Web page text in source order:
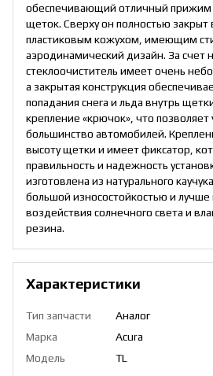
обеспечивающий отличный прижим
щеток. Сверху он полностью
пластиковым кожухом, имеющим
аэродинамический дизайн. За счет
стеклоочиститель имеет очень
а закрытая конструкция
попадания снега и льда внутрь
крепление «крючок», что позволяет
большинство автомобилей.
высоту щетки и имеет фиксатор,
правильность и надежность
изготовлена из натурального
большой износостойкостью и
воздействия солнечного света и
резина.
Характеристики
Тип запчасти
Аналог
Марка
Acura
Модель
TL